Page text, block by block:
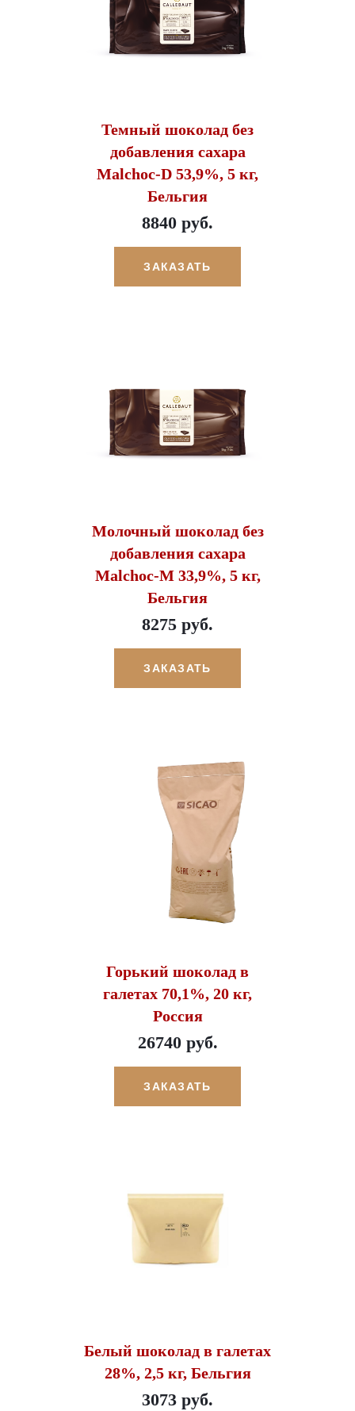
Темный шоколад без
добавления сахара
Malchoc-D 53,9%, 5 кг,
Бельгия
8840 руб.
ЗАКАЗАТЬ
Молочный шоколад без
добавления сахара
Malchoc-М 33,9%, 5 кг,
Бельгия
8275 руб.
ЗАКАЗАТЬ
Горький шоколад в
галетах 70,1%, 20 кг,
Россия
26740 руб.
ЗАКАЗАТЬ
Белый шоколад в галетах
28%, 2,5 кг, Бельгия
3073 руб.